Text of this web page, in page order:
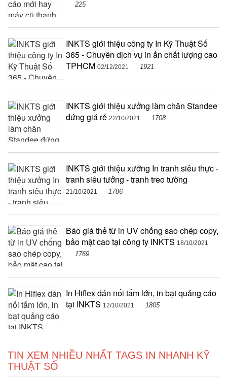
225
INKTS giới thiệu công ty In Kỹ Thuật Số
365 - Chuyên dịch vụ in ấn chất lượng cao
TPHCM 02/12/2021 1921
INKTS giới thiệu xưởng làm chân Standee
đứng giá rẻ 22/10/2021 1708
INKTS giới thiệu xưởng In tranh siêu thực -
tranh siêu tưởng - tranh treo tường
21/10/2021 1786
Báo giá thẻ từ in UV chống sao chép copy,
bảo mật cao tại công ty INKTS 18/10/2021
1769
In Hiflex dán nối tấm lớn, in bạt quảng cáo
tại INKTS 12/10/2021 1805
TIN XEM NHIỀU NHẤT TAGS IN NHANH KỸ
THUẬT SỐ